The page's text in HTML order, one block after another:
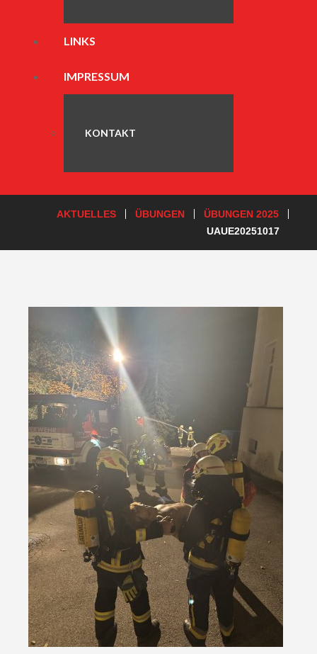
LINKS
IMPRESSUM
KONTAKT
AKTUELLES ÜBUNGEN
ÜBUNGEN 2025
UAUE20251017